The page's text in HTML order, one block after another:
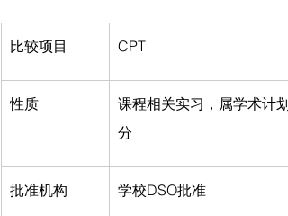
比较项目 CPT
性质
课程相关实习，属学术计划
分
批准机构 学校DSO批准